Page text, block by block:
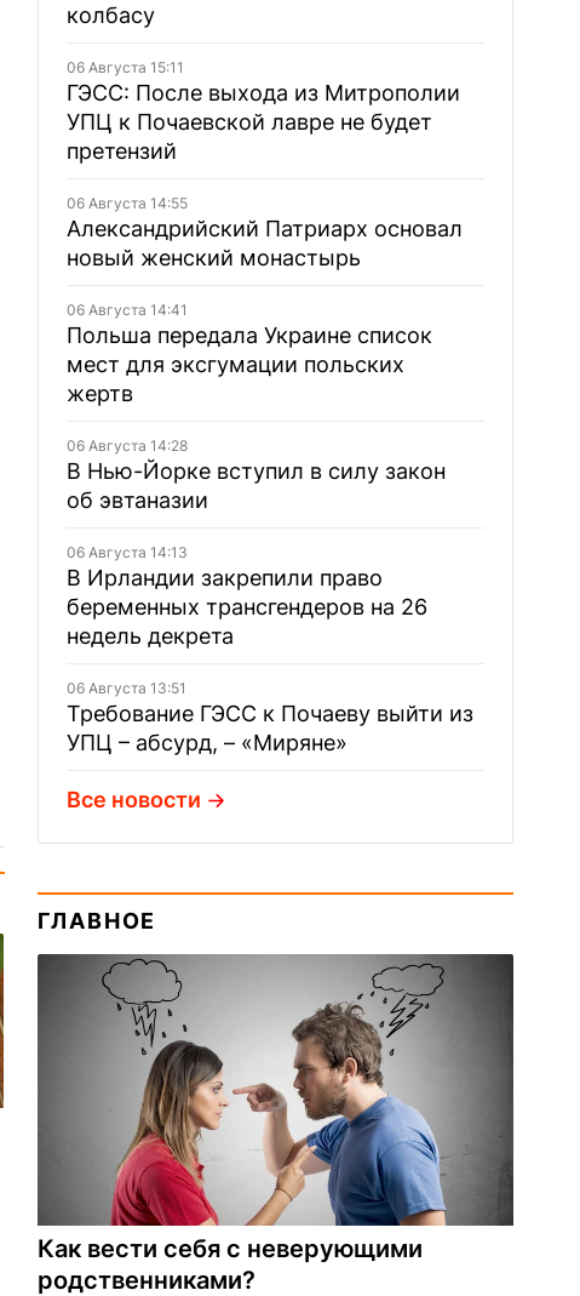
колбасу
06 Августа 15:11
ГЭСС: После выхода из Митрополии
УПЦ к Почаевской лавре не будет
претензий
06 Августа 14:55
Александрийский Патриарх основал
новый женский монастырь
06 Августа 14:41
Польша передала Украине список
мест для эксгумации польских
жертв
06 Августа 14:28
В Нью-Йорке вступил в силу закон
об эвтаназии
06 Августа 14:13
В Ирландии закрепили право
беременных трансгендеров на 26
недель декрета
06 Августа 13:51
Требование ГЭСС к Почаеву выйти из
УПЦ – абсурд, – «Миряне»
Все новости
ГЛАВНОЕ
Как вести себя с неверующими
родственниками?